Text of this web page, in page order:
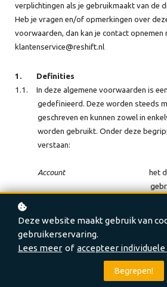
verplichtingen als je gebruikmaakt van de
Heb je vragen en/of opmerkingen over
voorwaarden, dan kan je contact opnemen
klantenservice@reshift.nl
1.
Definities
1.1.
In deze algemene voorwaarden is
gedefinieerd. Deze worden steeds
geschreven en kunnen zowel in
worden gebruikt. Onder deze
verstaan:
Account
het
Algemene Voorwaarden
van
Consument / je / jij / jouw de
Deze website maakt gebruik van
gebruikerservaring.
Lees meer of accepteer individuele
Begrepen!